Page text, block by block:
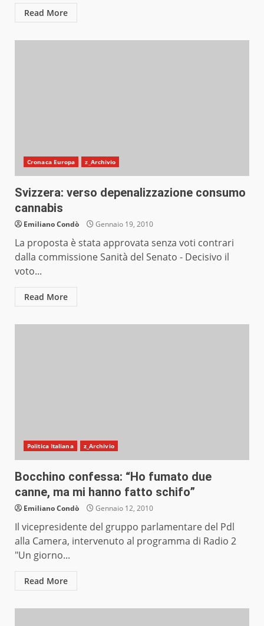
Read More
Cronaca Europa z_Archivio
Svizzera: verso depenalizzazione consumo
cannabis
Emiliano Condò Gennaio 19, 2010
La proposta è stata approvata senza voti contrari
dalla commissione Sanità del Senato - Decisivo il
voto...
Read More
Politica Italiana z_Archivio
Bocchino confessa: “Ho fumato due
canne, ma mi hanno fatto schifo”
Emiliano Condò Gennaio 12, 2010
Il vicepresidente del gruppo parlamentare del Pdl
alla Camera, intervenuto al programma di Radio 2
"Un giorno...
Read More